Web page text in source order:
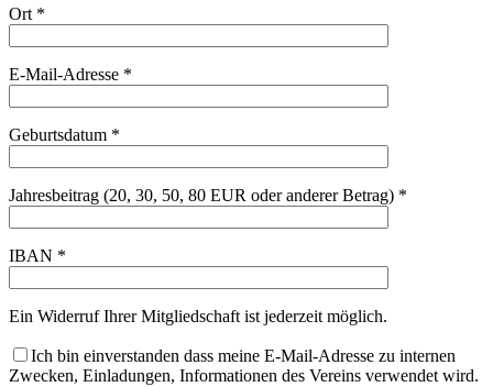
Ort *
E-Mail-Adresse *
Geburtsdatum *
Jahresbeitrag (20, 30, 50, 80 EUR oder anderer Betrag) *
IBAN *
Ein Widerruf Ihrer Mitgliedschaft ist jederzeit möglich.
Ich bin einverstanden dass meine E-Mail-Adresse zu internen
Zwecken, Einladungen, Informationen des Vereins verwendet wird.